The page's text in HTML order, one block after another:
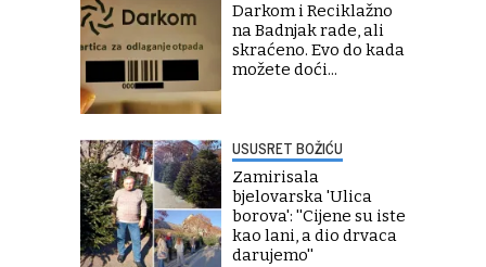
Darkom i Reciklažno
na Badnjak rade, ali
skraćeno. Evo do kada
možete doći...
USUSRET BOŽIĆU
Zamirisala
bjelovarska 'Ulica
borova': ''Cijene su iste
kao lani, a dio drvaca
darujemo''